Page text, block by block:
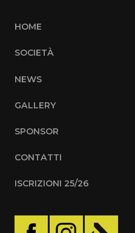
HOME
SOCIETÀ
NEWS
GALLERY
SPONSOR
CONTATTI
ISCRIZIONI 25/26